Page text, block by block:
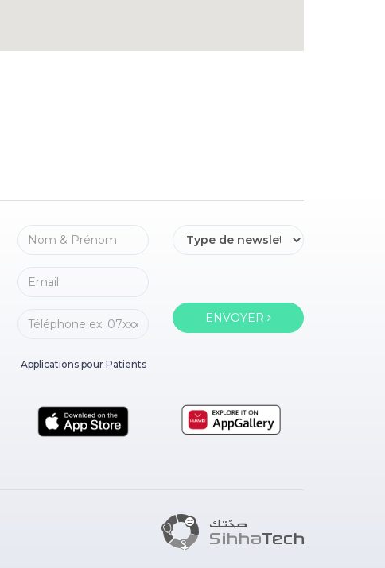
ENVOYER
Applications pour Patients